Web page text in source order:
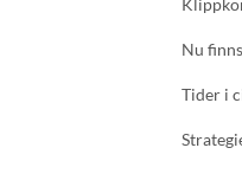
Nu
Tider i